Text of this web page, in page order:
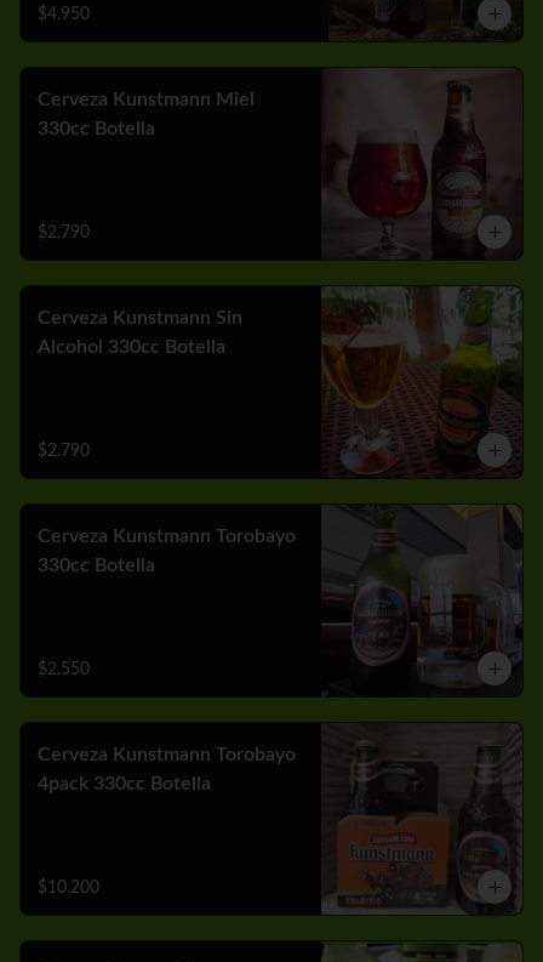
$4.950
Cerveza Kunstmann Miel
330cc Botella
$2.790
Cerveza Kunstmann Sin
Alcohol 330cc Botella
$2.790
Cerveza Kunstmann Torobayo
330cc Botella
$2.550
Cerveza Kunstmann Torobayo
4pack 330cc Botella
$10.200